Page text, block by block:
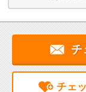
チ
チェ